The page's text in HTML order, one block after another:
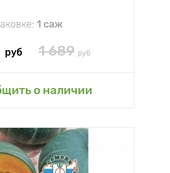
1 саж
руб 1 689 руб
о наличии